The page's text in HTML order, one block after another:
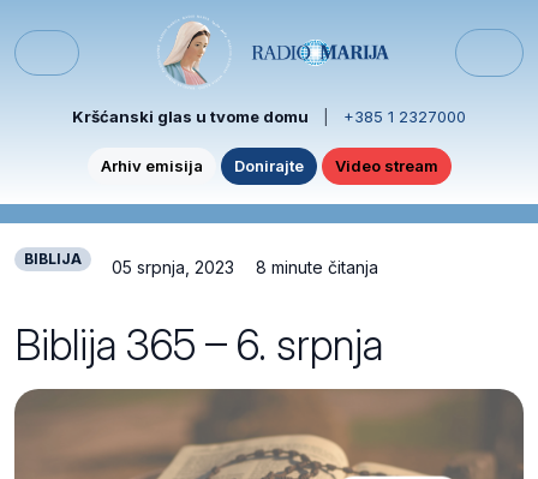
Menu
Kršćanski glas u tvome domu +385 1 2327000
Arhiv emisija Donirajte Video stream
BIBLIJA 05 srpnja, 2023 8 minute čitanja
Biblija 365 – 6. srpnja